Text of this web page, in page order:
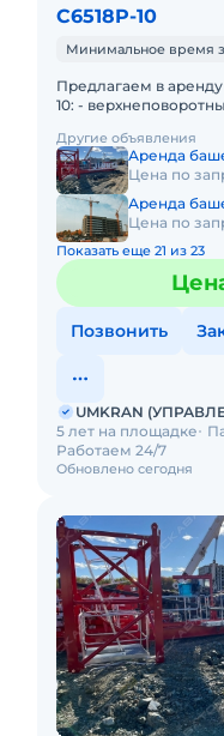
C6518P-10
Минимальное время
Предлагаем в
10: -
65м - высота подъема
Другие объявления
Аренда
Цена по
Аренда
Цена по
Показать еще 21 из 23
Позвонить
Обновлено сегодня
UMKRAN
5 лет на площадке
Работаем 24/7